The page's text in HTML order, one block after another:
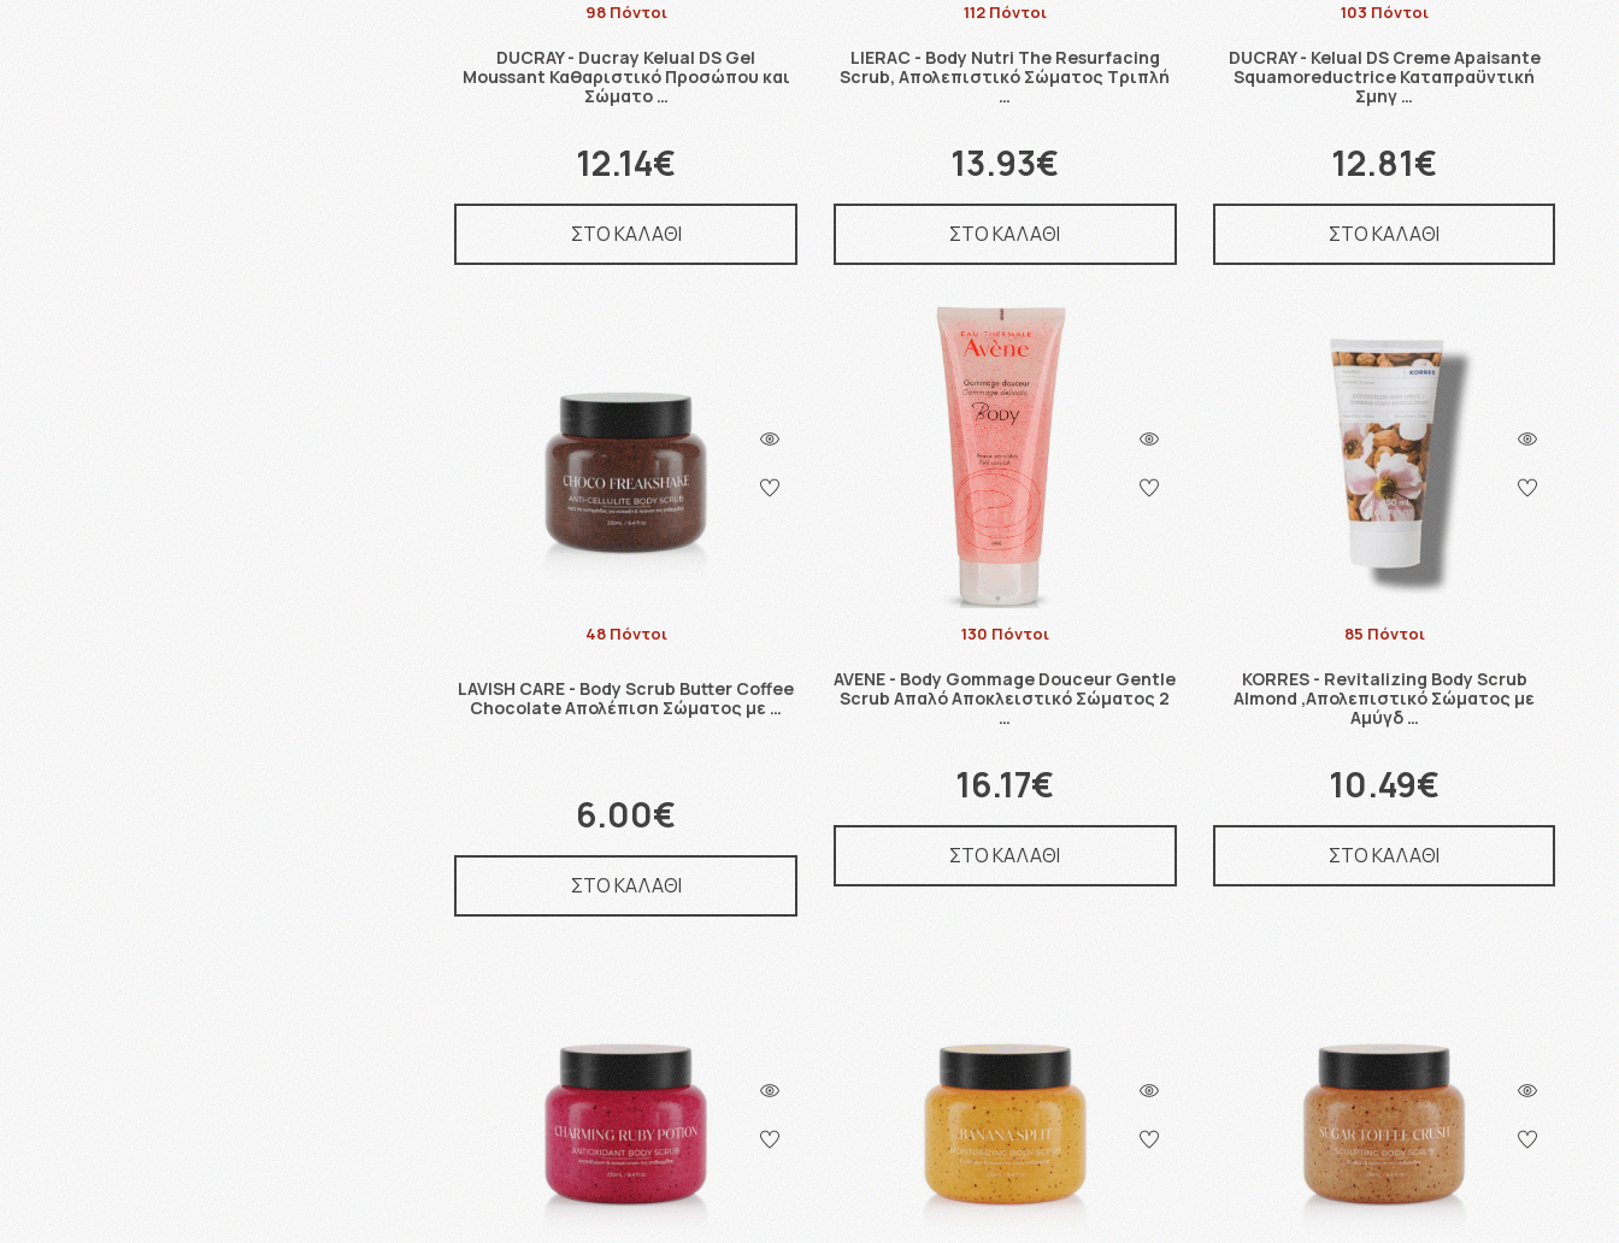
98 Πόντοι
DUCRAY - Ducray Kelual DS Gel
Moussant Καθαριστικό Προσώπου και
Σώματο …
12.14€
ΣΤΟ ΚΑΛΑΘΙ
112 Πόντοι
LIERAC - Body Nutri The Resurfacing
Scrub, Απολεπιστικό Σώματος Τριπλή
…
13.93€
ΣΤΟ ΚΑΛΑΘΙ
103 Πόντοι
DUCRAY - Kelual DS Creme Apaisante
Squamoreductrice Καταπραϋντική
Σμηγ …
12.81€
ΣΤΟ ΚΑΛΑΘΙ
48 Πόντοι
LAVISH CARE - Body Scrub Butter Coffee
Chocolate Απολέπιση Σώματος με …
6.00€
ΣΤΟ ΚΑΛΑΘΙ
130 Πόντοι
AVENE - Body Gommage Douceur Gentle
Scrub Απαλό Αποκλειστικό Σώματος 2
…
16.17€
ΣΤΟ ΚΑΛΑΘΙ
85 Πόντοι
KORRES - Revitalizing Body Scrub
Almond ,Απολεπιστικό Σώματος με
Αμύγδ …
10.49€
ΣΤΟ ΚΑΛΑΘΙ